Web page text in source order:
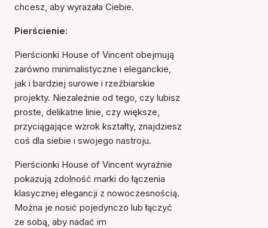
chcesz, aby wyrażała Ciebie.
Pierścienie:
Pierścionki House of Vincent obejmują
zarówno minimalistyczne i eleganckie,
jak i bardziej surowe i rzeźbiarskie
projekty. Niezależnie od tego, czy lubisz
proste, delikatne linie, czy większe,
przyciągające wzrok kształty, znajdziesz
coś dla siebie i swojego nastroju.
Pierścionki House of Vincent wyraźnie
pokazują zdolność marki do łączenia
klasycznej elegancji z nowoczesnością.
Można je nosić pojedynczo lub łączyć
ze sobą, aby nadać im